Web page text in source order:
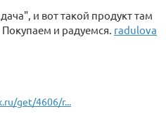
и вот такой продукт там
Покупаем и радуемся. radulova
get/4606/r...